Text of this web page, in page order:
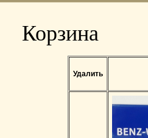
Корзина
Удалить